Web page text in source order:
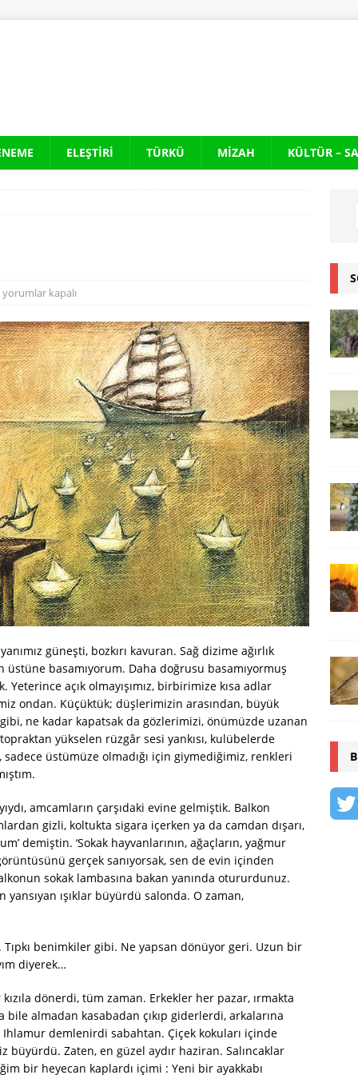
ELEŞTIRI TÜRKÜ MIZAH KÜLTÜR –
yorumlar kapalı
güneşti, bozkırı kavuran. Sağ dizime ağırlık
üstüne basamıyorum. Daha doğrusu basamıyormuş
açık olmayışımız, birbirimize kısa adlar
ondan. Küçüktük; düşlerimizin arasından, büyük
ne kadar kapatsak da gözlerimizi, önümüzde uzanan
yükselen rüzgâr sesi yankısı, kulübelerde
sadece üstümüze olmadığı için giymediğimiz, renkleri
amcamların çarşıdaki evine gelmiştik. Balkon
gizli, koltukta sigara içerken ya da camdan dışarı,
demiştin. ‘Sokak hayvanlarının, ağaçların, yağmur
gerçek sanıyorsak, sen de evin içinden
sokak lambasına bakan yanında otururdunuz.
yansıyan ışıklar büyürdü salonda. O zaman,
Tıpkı benimkiler gibi. Ne yapsan dönüyor geri. Uzun bir
diyerek…
dönerdi, tüm zaman. Erkekler her pazar, ırmakta
almadan kasabadan çıkıp giderlerdi, arkalarına
demlenirdi sabahtan. Çiçek kokuları içinde
Zaten, en güzel aydır haziran. Salıncaklar
bir heyecan kaplardı içimi : Yeni bir ayakkabı